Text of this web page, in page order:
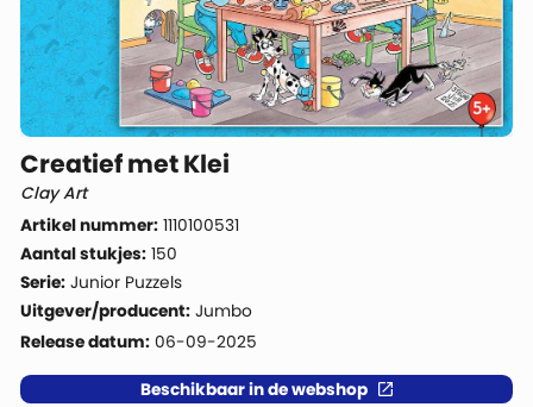
Creatief met Klei
Clay Art
Artikel nummer: 1110100531
Aantal stukjes: 150
Serie: Junior Puzzels
Uitgever/producent: Jumbo
Release datum: 06-09-2025
Beschikbaar in de webshop